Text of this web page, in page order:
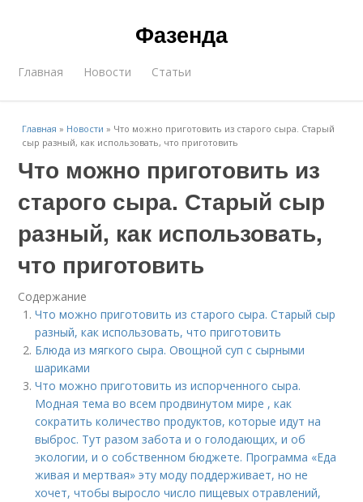
Фазенда
Главная Новости Статьи
Главная » Новости » Что можно приготовить из старого сыра. Старый
сыр разный, как использовать, что приготовить
Что можно приготовить из
старого сыра. Старый сыр
разный, как использовать,
что приготовить
Содержание
Что можно приготовить из старого сыра. Старый сыр
разный, как использовать, что приготовить
Блюда из мягкого сыра. Овощной суп с сырными
шариками
Что можно приготовить из испорченного сыра.
Модная тема во всем продвинутом мире , как
сократить количество продуктов, которые идут на
выброс. Тут разом забота и о голодающих, и об
экологии, и о собственном бюджете. Программа «Еда
живая и мертвая» эту моду поддерживает, но не
хочет, чтобы выросло число пищевых отравлений,